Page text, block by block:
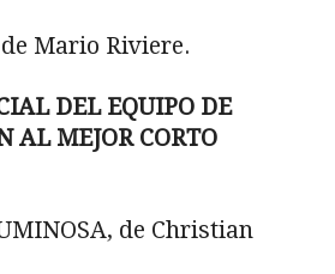
Mario Riviere.
DEL EQUIPO DE
AL MEJOR CORTO
de Christian